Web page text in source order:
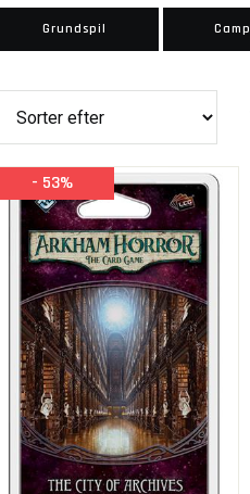
Grundspil
- 53%